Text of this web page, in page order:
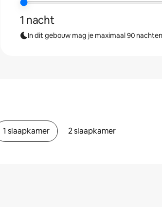
1 nacht
In dit gebouw mag je maximaal 90
1 slaapkamer 2 slaapkamer